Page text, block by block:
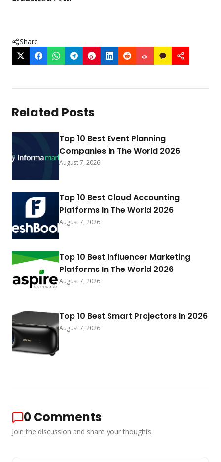
Share
Related Posts
Top 10 Best Event Planning
Companies In The World 2026
August 7, 2026
Top 10 Best Cloud Accounting
Platforms In The World 2026
August 7, 2026
Top 10 Best Influencer Marketing
Platforms In The World 2026
August 7, 2026
Top 10 Best Smart Projectors In 2026
August 7, 2026
0Comments
Join the discussion and share your thoughts